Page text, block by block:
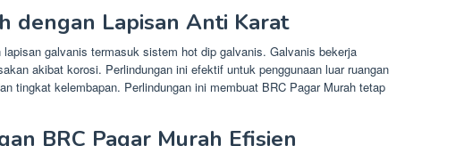
dengan Lapisan Anti Karat
lapisan galvanis termasuk sistem hot dip galvanis. Galvanis bekerja
akibat korosi. Perlindungan ini efektif untuk penggunaan luar ruangan
tingkat kelembapan. Perlindungan ini membuat BRC Pagar Murah tetap
BRC Pagar Murah Efisien